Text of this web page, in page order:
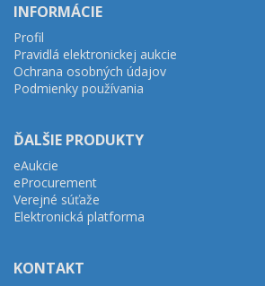
INFORMÁCIE
Profil
Pravidlá elektronickej aukcie
Ochrana osobných údajov
Podmienky používania
ĎALŠIE PRODUKTY
eAukcie
eProcurement
Verejné súťaže
Elektronická platforma
KONTAKT